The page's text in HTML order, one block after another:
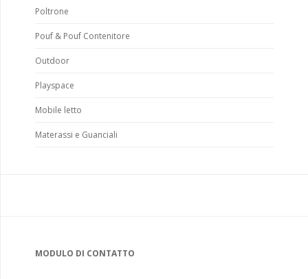
Poltrone
Pouf & Pouf Contenitore
Outdoor
Playspace
Mobile letto
Materassi e Guanciali
MODULO DI CONTATTO